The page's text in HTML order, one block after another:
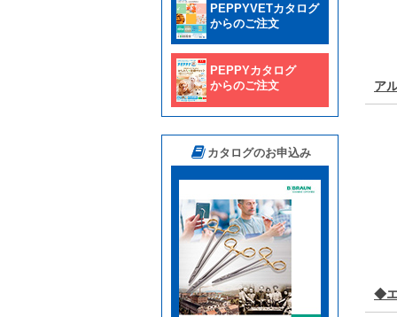
PEPPYVETカタログ
からのご注文
PEPPYカタログ
からのご注文
カタログのお申込み
ア
◆エ